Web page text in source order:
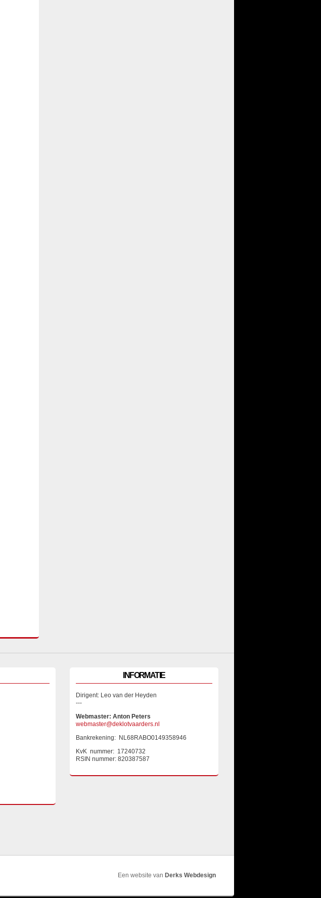
INFORMATIE
Dirigent: Leo van der Heyden
---
Webmaster: Anton Peters
webmaster@deklotvaarders.nl
Bankrekening: NL68RABO0149358946
KvK nummer: 17240732
RSIN nummer: 820387587
Een website van Derks Webdesign